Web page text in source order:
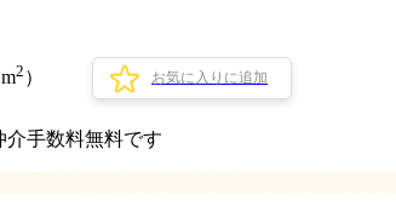
2 ） お気に入りに追加
介手数料無料です